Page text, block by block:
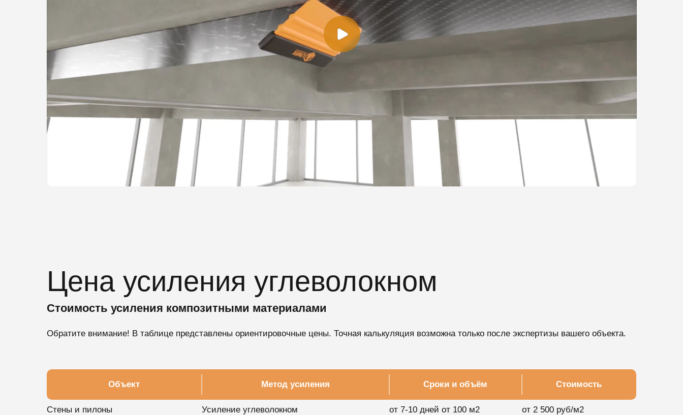
Цена усиления углеволокном
Стоимость усиления композитными материалами
Обратите внимание! В таблице представлены ориентировочные цены. Точная калькуляция возможна только после экспертизы вашего объекта.
Объект Метод усиления Сроки и объём Стоимость
Стены и пилоны Усиление углеволокном от 7-10 дней от 100 м2 от 2 500 руб/м2